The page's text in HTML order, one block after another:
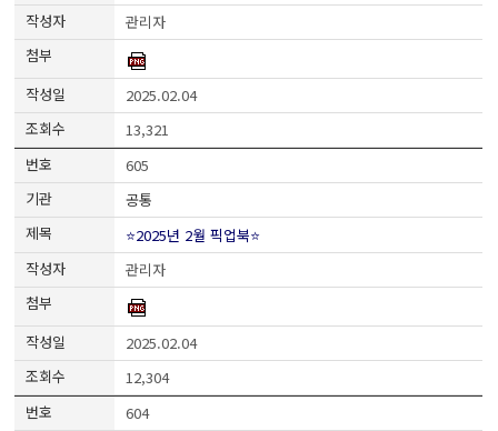
관리자
2025.02.04
13,321
605
공통
⭐2025년 2월 픽업북⭐
관리자
2025.02.04
12,304
604